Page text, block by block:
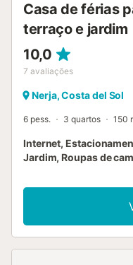
segurança e/ou
urbanização e nas
Casa de férias
terraço e jardim
10,0
7 avaliações
Nerja, Costa del Sol
6 pess. 3 quartos 150
Internet,
Jardim, Roupas de